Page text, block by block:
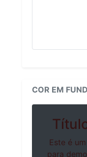
COR EM
Este é
para